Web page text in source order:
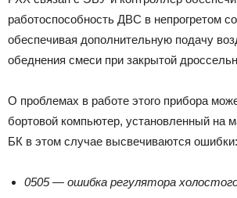
работоспособность ДВС в непрогретом
обеспечивая дополнительную подачу
обеднения смеси при закрытой
О проблемах в работе этого прибора
бортовой компьютер, установленный на
БК в этом случае высвечиваются ошибки:
0505 — ошибка регулятора